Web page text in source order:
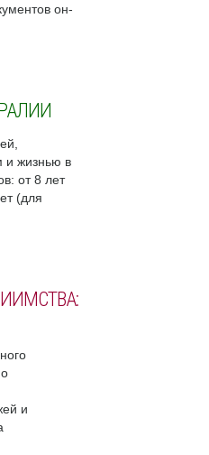
он-
и жизнью в
от 8 лет
(для
и